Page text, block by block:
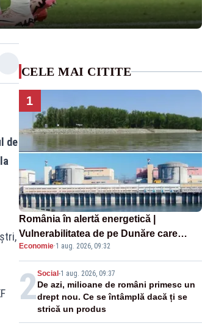
de
CELE MAI CITITE
1
România în alertă energetică |
Vulnerabilitatea de pe Dunăre care
pune în pericol Centrala Cernavodă era
cunoscută de pe vremea lui Ceaușescu
Economie·1 aug. 2026, 09:32
2Social -1 aug. 2026, 09:37
De azi, milioane de români primesc un
drept nou. Ce se întâmplă dacă ți se
strică un produs